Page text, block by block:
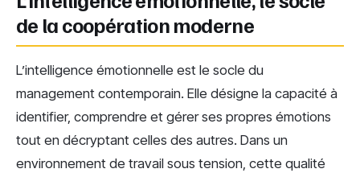
de la coopération moderne
L’intelligence émotionnelle est le socle du
management contemporain. Elle désigne la capacité à
identifier, comprendre et gérer ses propres émotions
tout en décryptant celles des autres. Dans un
environnement de travail sous tension, cette qualité